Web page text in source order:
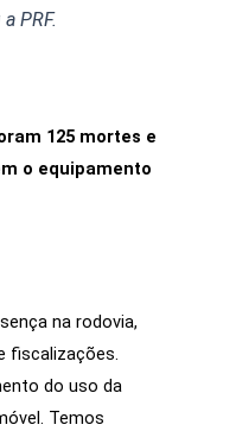
PRF.
125 mortes e
o equipamento
na rodovia,
fiscalizações.
do uso da
Temos